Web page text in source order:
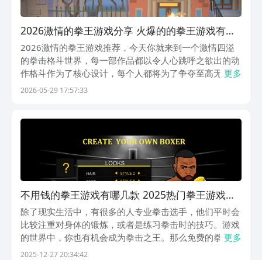
2026激情的拳王游戏分享 火爆的的拳王游戏有哪
几款
2026激情的拳王游戏推荐，今天你就来到一个激情四溢
的拳击格斗世界，每一部作品都以令人心跳呼之欲出的动
作格斗作为了核心设计，每个人都将为了争夺至高无上的
拳王称号来进行对战，关于拳王类的手游作品可以来到九
更多
2026-05-29 17:57:33
不用钱的拳王游戏有哪几款 2025热门拳王游戏下
载介绍
除了现实生活中，有很多的人专业拳击选手，他们平时会
比较注重对身体的锻炼，或者是练习拳击时的技巧。游戏
的世界中，你也有机会成为拳击之王。那么免费的拳王游
戏有哪些呢？盘点的内容中不仅有一款叫做这个名字的，
更多
2025-12-27 20:34:42